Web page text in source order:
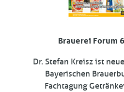
Brauerei Forum
Dr. Stefan Kreisz ist
Bayerischen
Fachtagung